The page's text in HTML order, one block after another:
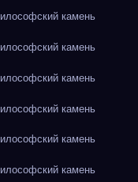
камень
камень
камень
камень
камень
камень